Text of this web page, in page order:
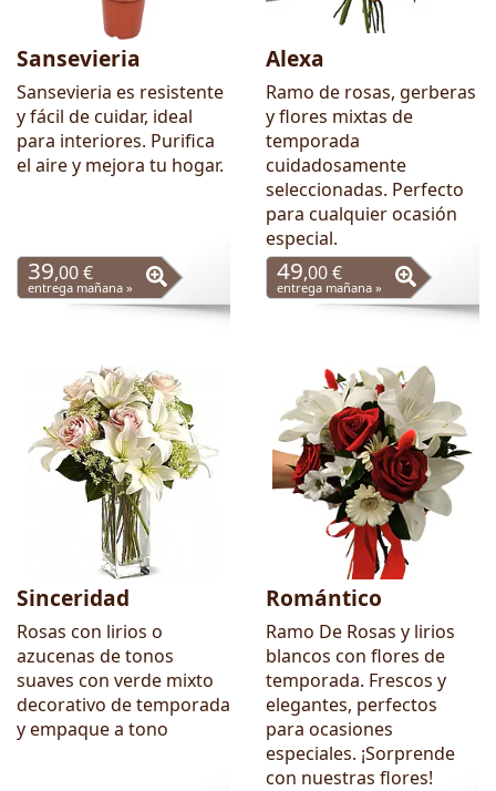
Sansevieria
Sansevieria es resistente
y fácil de cuidar, ideal
para interiores. Purifica
el aire y mejora tu hogar.
39,00 €
entrega mañana »
Alexa
Ramo de rosas, gerberas
y flores mixtas de
temporada
cuidadosamente
seleccionadas. Perfecto
para cualquier ocasión
especial.
49,00 €
entrega mañana »
Sinceridad
Rosas con lirios o
azucenas de tonos
suaves con verde mixto
decorativo de temporada
y empaque a tono
Romántico
Ramo De Rosas y lirios
blancos con flores de
temporada. Frescos y
elegantes, perfectos
para ocasiones
especiales. ¡Sorprende
con nuestras flores!